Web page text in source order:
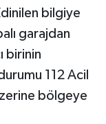
bilgiye
garajdan
birinin
112 Acil
bölgeye